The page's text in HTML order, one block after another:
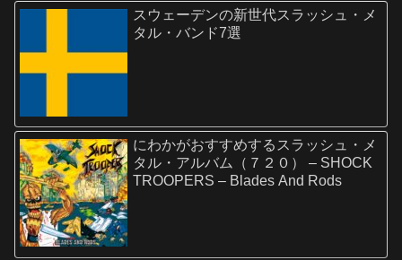
スウェーデンの新世代スラッシュ・メ
タル・バンド7選
にわかがおすすめするスラッシュ・メ
タル・アルバム（７２０） – SHOCK
TROOPERS – Blades And Rods